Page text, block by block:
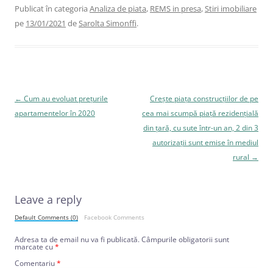
Publicat în categoria Analiza de piata, REMS in presa,Stiri imobiliare
pe 13/01/2021 deSarolta Simonffi.
Navigare
în
← Cum au evoluat prețurile
apartamentelor în 2020
Crește piața construcțiilor de pe
cea mai scumpă piață rezidențială
din țară, cu sute într-un an, 2 din 3
autorizații sunt emise în mediul
rural →
Leave a reply
Default Comments (0) Facebook Comments
Adresa ta de email nu va fi publicată.Câmpurile obligatorii sunt
marcate cu*
Comentariu*